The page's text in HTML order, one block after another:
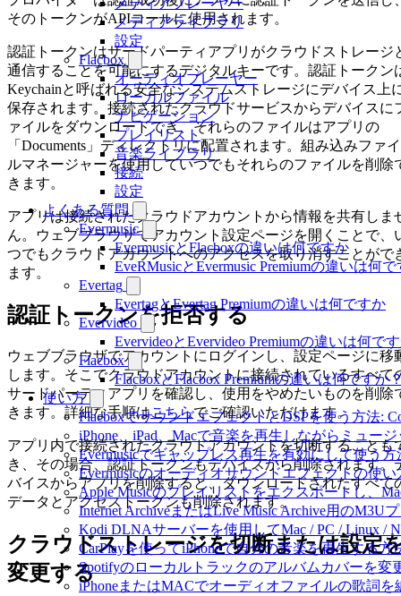
メディアプレーヤー
メディアライブラリ
設定
Flacbox
オーディオプレーヤー
ローカルファイル
ナビゲーション
プレイリスト
音楽ライブラリ
接続
設定
よくある質問
Evermusic
EvermusicとFlacboxの違いは何ですか
EveRMusicとEvermusic Premiumの違いは何で
Evertag
EvertagとEvertag Premiumの違いは何ですか
Evervideo
EvervideoとEvervideo Premiumの違いは何で
Flacbox
FlacboxとFlacbox Premiumの違いは何ですか
使い方
FlacboxでサウンドエフェクトとDSPを使う方法:
iPhone、iPad、Macで音楽を再生しながらミュー
Evermusicでギャップレス再生を有効にして使う方
Evermusicのオーディオサウンドエフェクトの使
Apple Musicのプレイリストをエクスポートし、
Internet ArchiveまたはLive Music Archive用のM3U
Kodi DLNAサーバーを使用してMac / PC / Linux /
CarPlayを使ってiPhoneで自分の音楽を再生する方
Spotifyのローカルトラックのアルバムカバーを
iPhoneまたはMACでオーディオファイルの歌詞を
そのトークンがAPIコールに使用されます。
認証トークンはサードパーティアプリがクラウドストレージ
通信することを可能にするデジタルキーです。認証トークン
Keychainと呼ばれる安全なシステムストレージにデバイス上
保存されます。接続されたクラウドサービスからデバイスに
ァイルをダウンロードでき、それらのファイルはアプリの
「Documents」ディレクトリに配置されます。組み込みファイ
ルマネージャーを使用していつでもそれらのファイルを削除
きます。
アプリは接続されたクラウドアカウントから情報を共有しま
ん。ウェブブラウザでアカウント設定ページを開くことで、
つでもクラウドアカウントへのアクセスを取り消すことがで
ます。
認証トークンを拒否する
ウェブブラウザでアカウントにログインし、設定ページに移
します。そこでクラウドアカウントに接続されているすべて
サードパーティアプリを確認し、使用をやめたいものを削除
きます。詳細な手順はこちらでご確認いただけます。
アプリ内で接続されたクラウドアカウントを切断することも
き、その場合、認証トークンもデバイスから削除されます。
バイスからアプリを削除すると、ダウンロードされたすべて
データとアクセストークンも削除されます。
クラウドストレージを切断または設定
変更する